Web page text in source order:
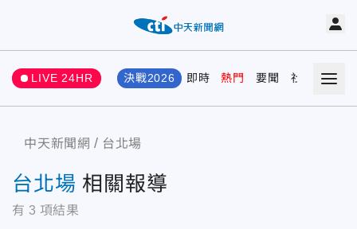
LIVE 24HR 決戰2026 即時 熱門 要聞 社會 娛樂
中天新聞網 台北場
台北場 相關報導
有 3 項結果